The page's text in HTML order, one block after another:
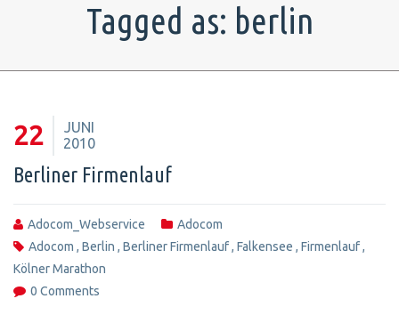
Tagged as: berlin
22
JUNI
2010
Berliner Firmenlauf
Adocom_Webservice
Adocom
Adocom , Berlin , Berliner Firmenlauf, Falkensee , Firmenlauf,
Kölner Marathon
0 Comments